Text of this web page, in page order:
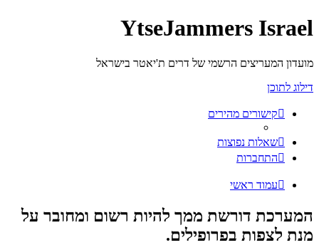
YtseJammers Israel
מועדון המעריצים הרשמי של דרים ת'יאטר בישראל
דילוג לתוכן
קישורים מהירים
שאלות נפוצות
התחברות
עמוד ראשי
המערכת דורשת ממך להיות רשום ומחובר על
מנת לצפות בפרופילים.